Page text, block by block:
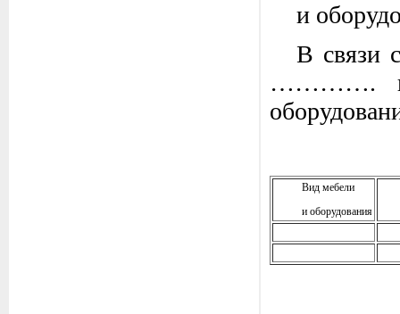
и
В связи
…………. г.
Вид мебели
и оборудования